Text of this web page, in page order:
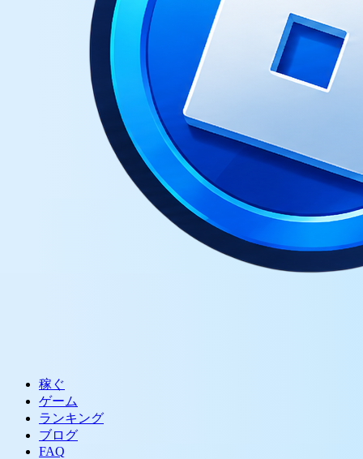
稼ぐ
ゲーム
ランキング
ブログ
FAQ